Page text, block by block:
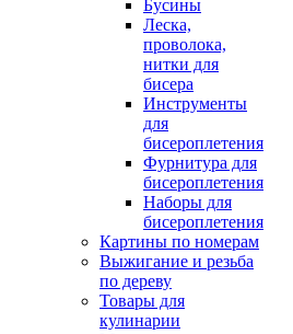
Бусины
Леска,
проволока,
нитки для
бисера
Инструменты
для
бисероплетения
Фурнитура для
бисероплетения
Наборы для
бисероплетения
Картины по номерам
Выжигание и резьба
по дереву
Товары для
кулинарии